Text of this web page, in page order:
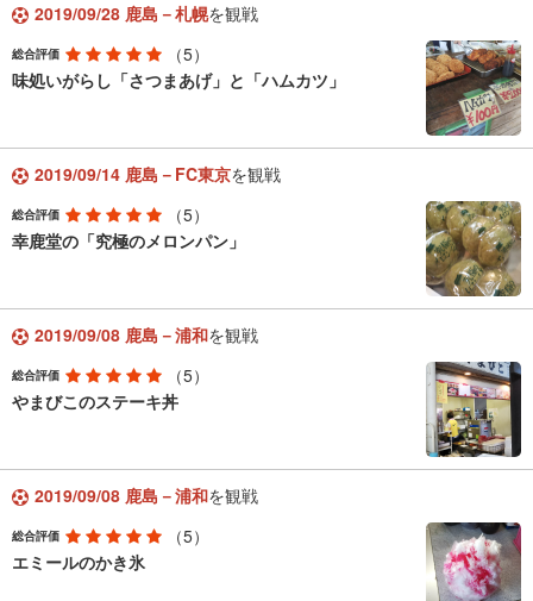
2019/09/28 鹿島－札幌を観戦
総合評価
（5）
味処いがらし「さつまあげ」と「ハムカツ」
2019/09/14 鹿島－FC東京を観戦
総合評価
（5）
幸鹿堂の「究極のメロンパン」
2019/09/08 鹿島－浦和を観戦
総合評価
（5）
やまびこのステーキ丼
2019/09/08 鹿島－浦和を観戦
総合評価
（5）
エミールのかき氷